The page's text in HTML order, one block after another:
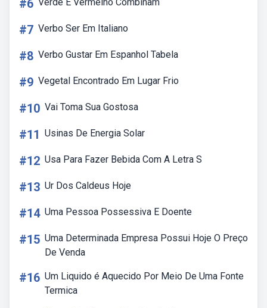
#6
#7 Verbo Ser Em Italiano
#8 Verbo Gustar Em Espanhol Tabela
#9 Vegetal Encontrado Em Lugar Frio
#10 Vai Toma Sua Gostosa
#11 Usinas De Energia Solar
#12 Usa Para Fazer Bebida Com A Letra S
#13 Ur Dos Caldeus Hoje
#14 Uma Pessoa Possessiva E Doente
#15 Uma Determinada Empresa Possui Hoje O Preço
De Venda
#16 Um Liquido é Aquecido Por Meio De Uma Fonte
Termica